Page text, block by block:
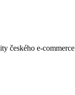
českého e-commerce